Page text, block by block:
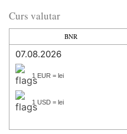
Curs valutar
BNR
07.08.2026
1 EUR = lei
1 USD = lei